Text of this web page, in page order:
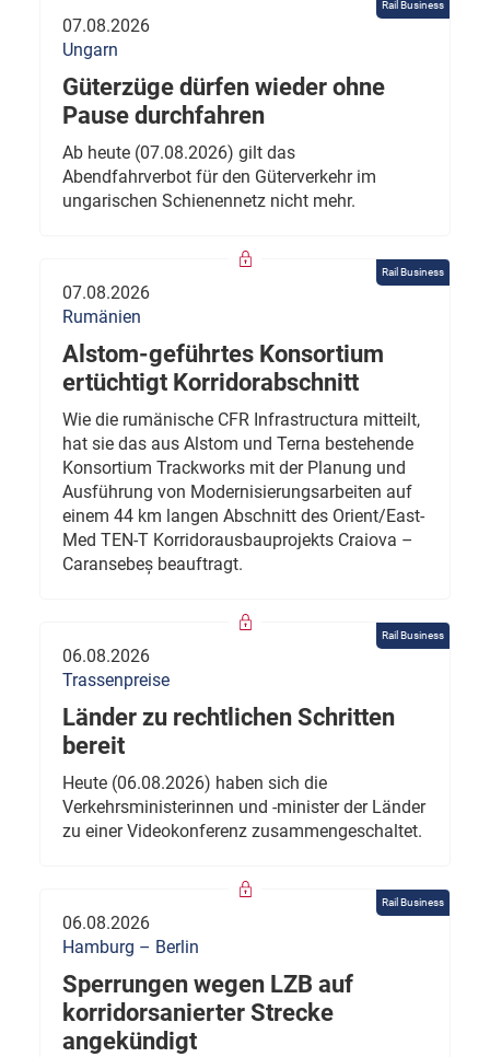
Rail Business
07.08.2026
Ungarn
Güterzüge dürfen wieder ohne
Pause durchfahren
Ab heute (07.08.2026) gilt das
Abendfahrverbot für den Güterverkehr im
ungarischen Schienennetz nicht mehr.
Rail Business
07.08.2026
Rumänien
Alstom-geführtes Konsortium
ertüchtigt Korridorabschnitt
Wie die rumänische CFR Infrastructura mitteilt,
hat sie das aus Alstom und Terna bestehende
Konsortium Trackworks mit der Planung und
Ausführung von Modernisierungsarbeiten auf
einem 44 km langen Abschnitt des Orient/East-
Med TEN-T Korridorausbauprojekts Craiova –
Caransebeș beauftragt.
Rail Business
06.08.2026
Trassenpreise
Länder zu rechtlichen Schritten
bereit
Heute (06.08.2026) haben sich die
Verkehrsministerinnen und -minister der Länder
zu einer Videokonferenz zusammengeschaltet.
Rail Business
06.08.2026
Hamburg – Berlin
Sperrungen wegen LZB auf
korridorsanierter Strecke
angekündigt